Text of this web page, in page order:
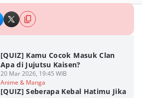
[QUIZ] Kamu Cocok Masuk Clan
Apa di Jujutsu Kaisen?
20 Mar 2026, 19:45 WIB
Anime & Manga
[QUIZ] Seberapa Kebal Hatimu Jika